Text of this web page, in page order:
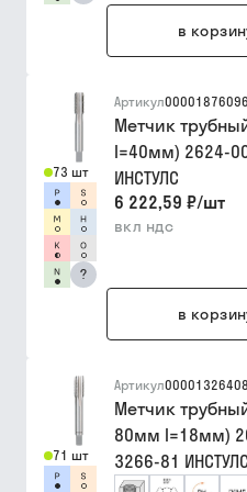
в
73 шт
?
Артикул00001876096
Метчик
I=40мм) 2624-
ИНСТУЛС
6 222,59 ₽/шт
вкл ндс
в
71 шт
Артикул00001326408
Метчик
80мм I=18мм)
3266-81 ИНСТУЛС